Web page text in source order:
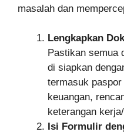
masalah dan
Lengkapkan
Pastikan semua
di siapkan
termasuk
keuangan,
keterangan
Isi Formulir